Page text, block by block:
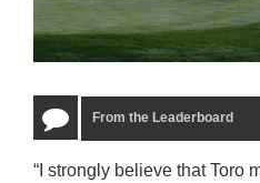
From the Leaderboard
“I strongly believe that Toro